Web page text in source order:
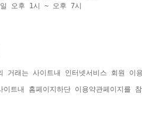
오후 1시 ~ 오후 7시
거래는 사이트내 인터넷서비스 회원 이
트내 홈페이지하단 이용약관페이지를